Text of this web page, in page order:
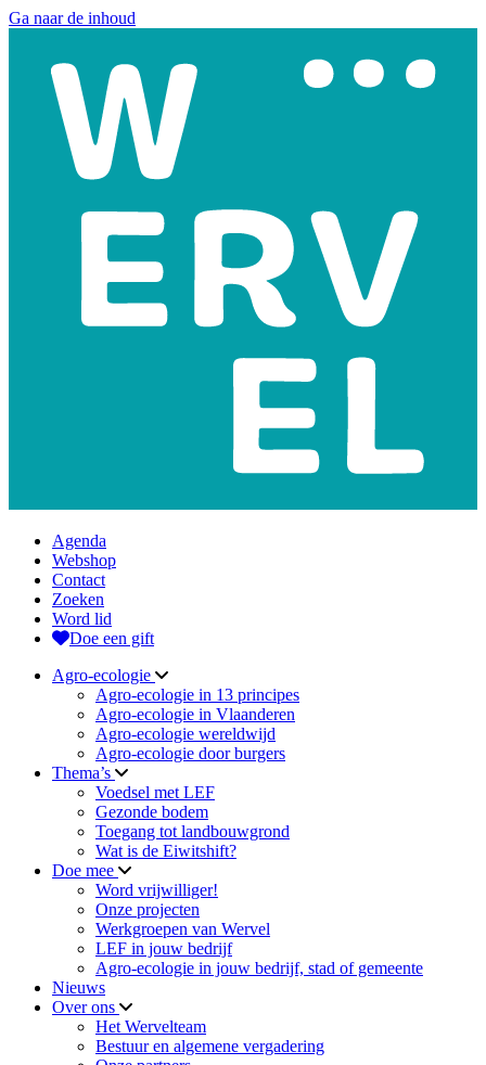
Ga naar de inhoud
Agenda
Webshop
Contact
Zoeken
Word lid
Doe een gift
Agro-ecologie
Agro-ecologie in 13 principes
Agro-ecologie in Vlaanderen
Agro-ecologie wereldwijd
Agro-ecologie door burgers
Thema’s
Voedsel met LEF
Gezonde bodem
Toegang tot landbouwgrond
Wat is de Eiwitshift?
Doe mee
Word vrijwilliger!
Onze projecten
Werkgroepen van Wervel
LEF in jouw bedrijf
Agro-ecologie in jouw bedrijf, stad of gemeente
Nieuws
Over ons
Het Wervelteam
Bestuur en algemene vergadering